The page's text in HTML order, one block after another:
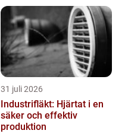
31 juli 2026
Industrifläkt: Hjärtat i en
säker och effektiv
produktion